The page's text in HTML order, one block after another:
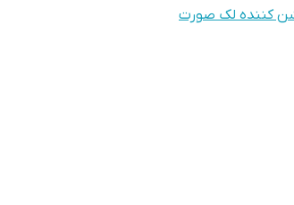
کننده لک صورت